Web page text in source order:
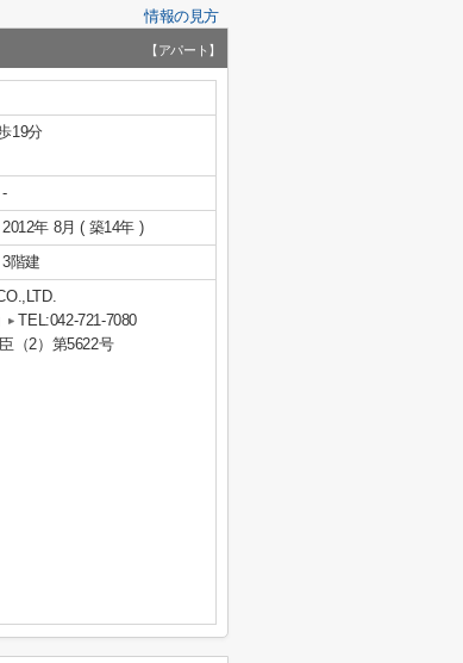
情報の見方
【アパート】
19分
-
2012年 8月 ( 築14年 )
3階建
TEL:042-721-7080
（2）第5622号